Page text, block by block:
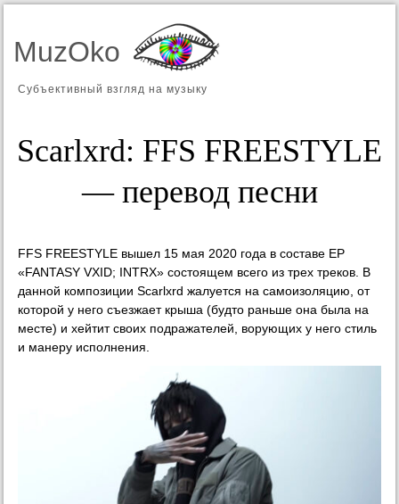
MuzOko
Субъективный взгляд на музыку
Scarlxrd: FFS FREESTYLE
— перевод песни
FFS FREESTYLE вышел 15 мая 2020 года в составе EP
«FANTASY VXID; INTRX» состоящем всего из трех треков. В
данной композиции Scarlxrd жалуется на самоизоляцию, от
которой у него съезжает крыша (будто раньше она была на
месте) и хейтит своих подражателей, ворующих у него стиль
и манеру исполнения.